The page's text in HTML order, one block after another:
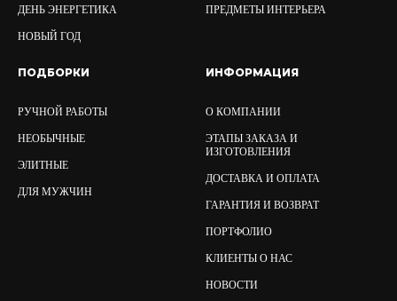
ДЕНЬ ЭНЕРГЕТИКА
НОВЫЙ ГОД
ПРЕДМЕТЫ ИНТЕРЬЕРА
ПОДБОРКИ
РУЧНОЙ РАБОТЫ
НЕОБЫЧНЫЕ
ЭЛИТНЫЕ
ДЛЯ МУЖЧИН
ИНФОРМАЦИЯ
О КОМПАНИИ
ЭТАПЫ ЗАКАЗА И
ИЗГОТОВЛЕНИЯ
ДОСТАВКА И ОПЛАТА
ГАРАНТИЯ И ВОЗВРАТ
ПОРТФОЛИО
КЛИЕНТЫ О НАС
НОВОСТИ